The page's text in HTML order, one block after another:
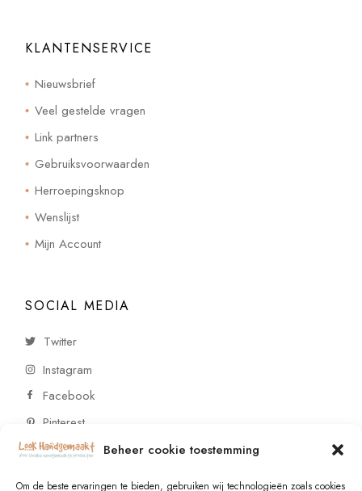
Beheer cookie toestemming
Om de beste ervaringen te bieden, gebruiken wij technologieën zoals cookies
KLANTENSERVICE
Nieuwsbrief
Veel gestelde vragen
Link partners
Gebruiksvoorwaarden
Herroepingsknop
Wenslijst
Mijn Account
SOCIAL MEDIA
Twitter
Instagram
Facebook
Pinterest
CONTACT